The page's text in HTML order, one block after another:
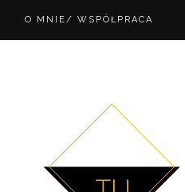
O MNIE/ WSPÓŁPRACA